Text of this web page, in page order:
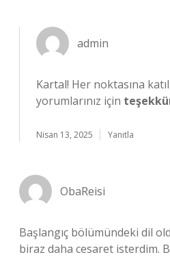
admin
Kartal! Her noktasına
yorumlarınız için
Nisan 13, 2025 Yanıtla
ObaReisi
Başlangıç bölümündeki dil
biraz daha cesaret isterdim.